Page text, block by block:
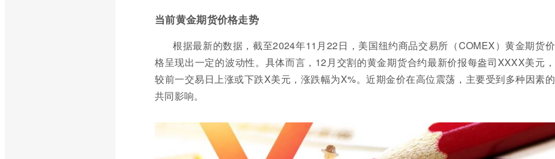
当前黄金期货价格走势
根据最新的数据，截至2024年11月22日，美国纽约商品交易所（COMEX）黄金期货价
格呈现出一定的波动性。具体而言，12月交割的黄金期货合约最新价报每盎司XXXX美元，
较前一交易日上涨或下跌X美元，涨跌幅为X%。近期金价在高位震荡，主要受到多种因素的
共同影响。